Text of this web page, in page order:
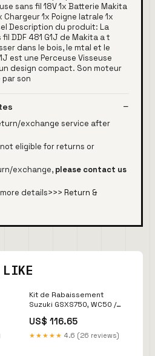
sans fil 18V 1x Batterie Makita
Chargeur 1x Poigne latrale 1x
Description du produit: La
DDF 481 G1J de Makita a t
dans le bois, le mtal et le
est une Perceuse Visseuse
design compact. Son moteur
par son
exchange service after
eligible for returns or
exchange, please contact us
details>>> Return &
LIKE
Kit de Rabaissement
Suzuki GSXS750, WC50 /
TECHNIK Moto_Husqvarna
US$ 116.65
★★★★★ 4.6 (26 reviews)